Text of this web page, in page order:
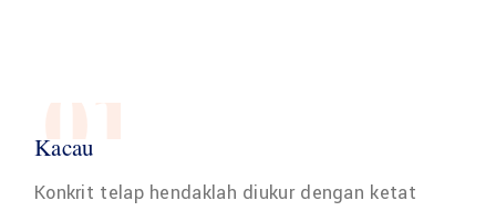
01
Kacau
Konkrit telap hendaklah diukur dengan ketat